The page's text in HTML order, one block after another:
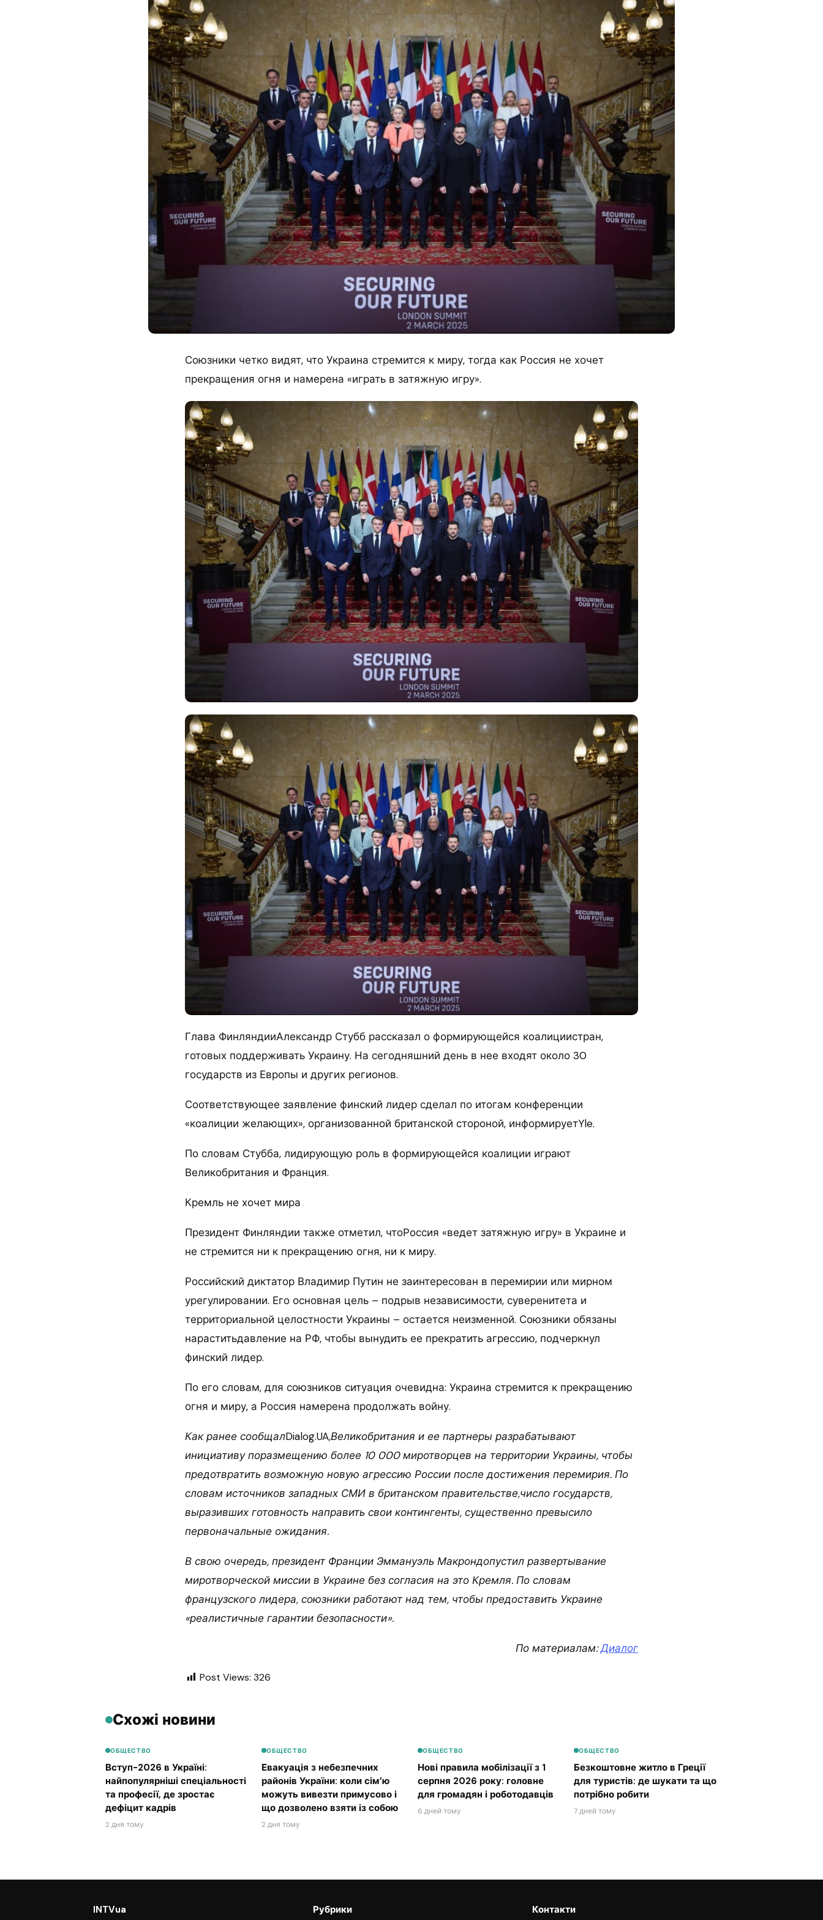
Союзники четко видят, что Украина стремится к миру, тогда как Россия не хочет
прекращения огня и намерена «играть в затяжную игру».
Глава ФинляндииАлександр Стубб рассказал о формирующейся коалициистран,
готовых поддерживать Украину. На сегодняшний день в нее входят около 30
государств из Европы и других регионов.
Соответствующее заявление финский лидер сделал по итогам конференции
«коалиции желающих», организованной британской стороной, информируетYle.
По словам Стубба, лидирующую роль в формирующейся коалиции играют
Великобритания и Франция.
Кремль не хочет мира
Президент Финляндии также отметил, чтоРоссия «ведет затяжную игру» в Украине и
не стремится ни к прекращению огня, ни к миру.
Российский диктатор Владимир Путин не заинтересован в перемирии или мирном
урегулировании. Его основная цель – подрыв независимости, суверенитета и
территориальной целостности Украины – остается неизменной. Союзники обязаны
нараститьдавление на РФ, чтобы вынудить ее прекратить агрессию, подчеркнул
финский лидер.
По его словам, для союзников ситуация очевидна: Украина стремится к прекращению
огня и миру, а Россия намерена продолжать войну.
Как ранее сообщалDialog.UA,Великобритания и ее партнеры разрабатывают
инициативу поразмещению более 10 000 миротворцев на территории Украины, чтобы
предотвратить возможную новую агрессию России после достижения перемирия. По
словам источников западных СМИ в британском правительстве,число государств,
выразивших готовность направить свои контингенты, существенно превысило
первоначальные ожидания.
В свою очередь, президент Франции Эммануэль Макрондопустил развертывание
миротворческой миссии в Украине без согласия на это Кремля. По словам
французского лидера, союзники работают над тем, чтобы предоставить Украине
«реалистичные гарантии безопасности».
По материалам:Диалог
Post Views: 326
Схожі новини
ОБЩЕСТВО
Вступ-2026 в Україні:
найпопулярніші спеціальності
та професії, де зростає
дефіцит кадрів
2 дня тому
ОБЩЕСТВО
Евакуація з небезпечних
районів України: коли сім’ю
можуть вивезти примусово і
що дозволено взяти із собою
2 дня тому
ОБЩЕСТВО
Нові правила мобілізації з 1
серпня 2026 року: головне
для громадян і роботодавців
6 дней тому
ОБЩЕСТВО
Безкоштовне житло в Греції
для туристів: де шукати та що
потрібно робити
7 дней тому
INTVua Рубрики Контакти